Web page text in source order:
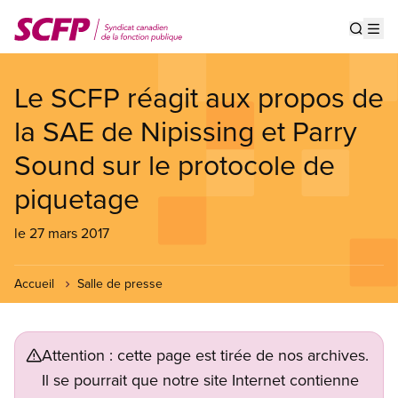
au
contenu
Le SCFP réagit aux propos de
la SAE de Nipissing et Parry
Sound sur le protocole de
piquetage
le 27 mars 2017
Accueil Salle de presse
Attention : cette page est tirée de nos archives.
Il se pourrait que notre site Internet contienne